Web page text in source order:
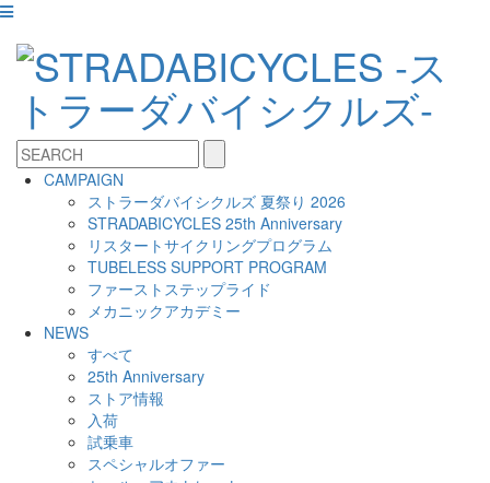
CAMPAIGN
ストラーダバイシクルズ 夏祭り 2026
STRADABICYCLES 25th Anniversary
リスタートサイクリングプログラム
TUBELESS SUPPORT PROGRAM
ファーストステップライド
メカニックアカデミー
NEWS
すべて
25th Anniversary
ストア情報
入荷
試乗車
スペシャルオファー